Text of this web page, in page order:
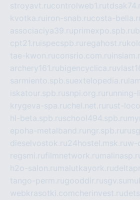
stroyavt.rucontrolweb1.ru
kvotka.ru iron-snab.rucosta-
associaciya39.ruprimexpo.spb.ru
cpt21.ru ispecspb.ru regahost.ru
tae-kwon.ruconsrio.com.ru
archery161.rubigencyclica.ru
sarmiento.spb.suextelopedia.ru
iskatour.spb.rusnpi.org.ru running-
krygeva-spa.ruchel.net.ru rust-
hl-beta.spb.ruschool494.spb.ru
epoha-metalband.ru ngr.spb.ru
dieselvostok.ru24hostel.msk.ruw-
regsmi.rufilmnetwork.ru
h2o-salon.ru malutkayork.ru
tango-perm.rugooddir.rusgv.su
webkrasotki.comcherinvest.ru